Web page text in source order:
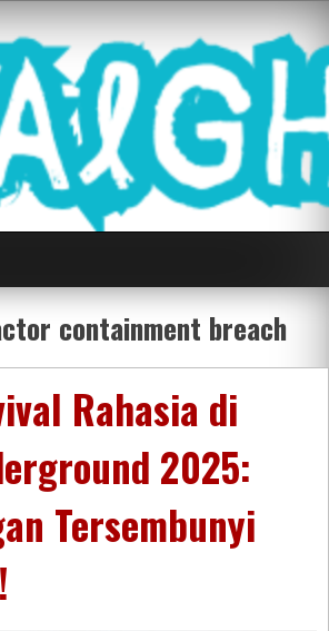
Game
Paling
Di
containment breach
Rahasia di
2025:
Tersembunyi